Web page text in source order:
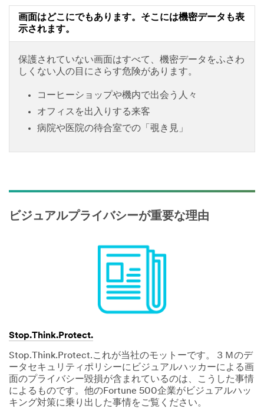
画面はどこにでもあります。そこには機密データも表
示されます。
保護されていない画面はすべて、機密データをふさわ
しくない人の目にさらす危険があります。
コーヒーショップや機内で出会う人々
オフィスを出入りする来客
病院や医院の待合室での「覗き見」
ビジュアルプライバシーが重要な理由
Stop.Think.Protect.
Stop.Think.Protect.これが当社のモットーです。３Ｍのデ
ータセキュリティポリシーにビジュアルハッカーによる画
面のプライバシー毀損が含まれているのは、こうした事情
によるものです。他のFortune 500企業がビジュアルハッ
キング対策に乗り出した事情をご覧ください。